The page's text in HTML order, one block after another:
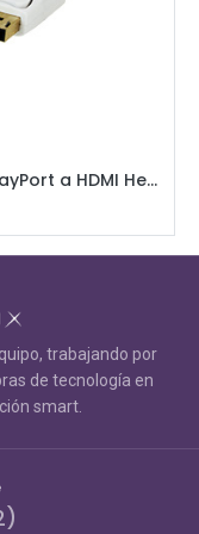
XTech XTC-358 - Adaptador DisplayPort a HDMI Hembra / M-H / Blanco
trabajando por
de tecnología en
smart.